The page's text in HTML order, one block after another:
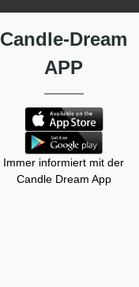
Candle-Dream
APP
Immer informiert mit der
Candle Dream App